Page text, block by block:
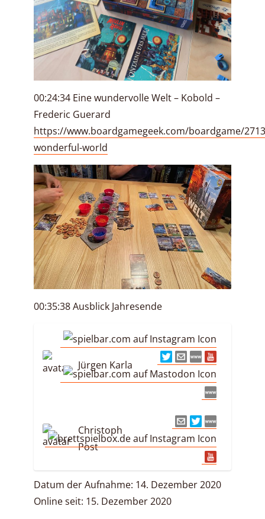
00:24:34 Eine wundervolle Welt – Kobold –
Frederic Guerard
https://www.boardgamegeek.com/boardgame/
wonderful-world
00:35:38 Ausblick Jahresende
Jürgen Karla
Christoph
Post
Datum der Aufnahme: 14. Dezember 2020
Online seit: 15. Dezember 2020